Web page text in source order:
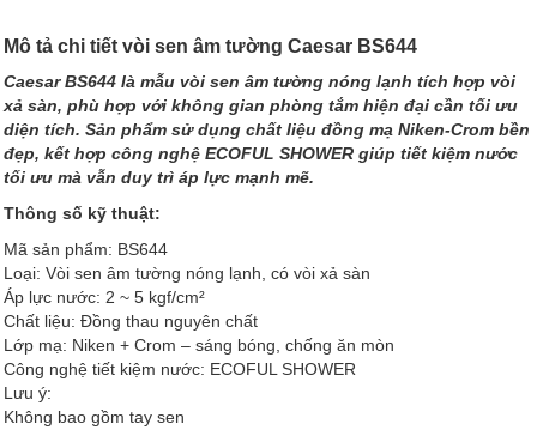
Mô tả chi tiết vòi sen âm tường Caesar BS644
Caesar BS644 là mẫu vòi sen âm tường nóng lạnh tích hợp vòi
xả sàn, phù hợp với không gian phòng tắm hiện đại cần tối ưu
diện tích. Sản phẩm sử dụng chất liệu đồng mạ Niken-Crom bền
đẹp, kết hợp công nghệ ECOFUL SHOWER giúp tiết kiệm nước
tối ưu mà vẫn duy trì áp lực mạnh mẽ.
Thông số kỹ thuật:
Mã sản phẩm: BS644
Loại: Vòi sen âm tường nóng lạnh, có vòi xả sàn
Áp lực nước: 2 ~ 5 kgf/cm²
Chất liệu: Đồng thau nguyên chất
Lớp mạ: Niken + Crom – sáng bóng, chống ăn mòn
Công nghệ tiết kiệm nước: ECOFUL SHOWER
Lưu ý:
Không bao gồm tay sen